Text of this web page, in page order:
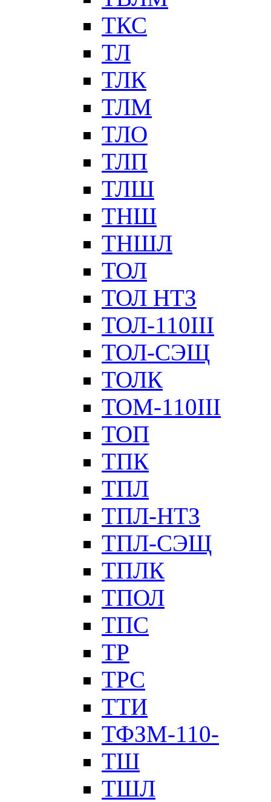
ТКС
ТЛ
ТЛК
ТЛМ
ТЛО
ТЛП
ТЛШ
ТНШ
ТНШЛ
ТОЛ
ТОЛ НТЗ
ТОЛ-110III
ТОЛ-СЭЩ
ТОЛК
ТОМ-110III
ТОП
ТПК
ТПЛ
ТПЛ-НТЗ
ТПЛ-СЭЩ
ТПЛК
ТПОЛ
ТПС
ТР
ТРС
ТТИ
ТФЗМ-110-
ТШ
ТШЛ